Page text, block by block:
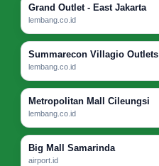
Grand Outlet - East Jakarta
lembang.co.id
Summarecon Villagio Outlets
lembang.co.id
Metropolitan Mall Cileungsi
lembang.co.id
Big Mall Samarinda
airport.id